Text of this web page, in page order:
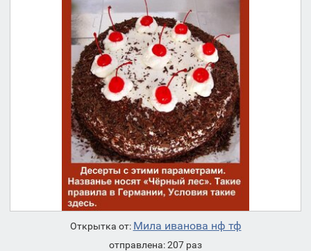
Открытка от: Мила иванова нф тф
отправлена: 207 раз